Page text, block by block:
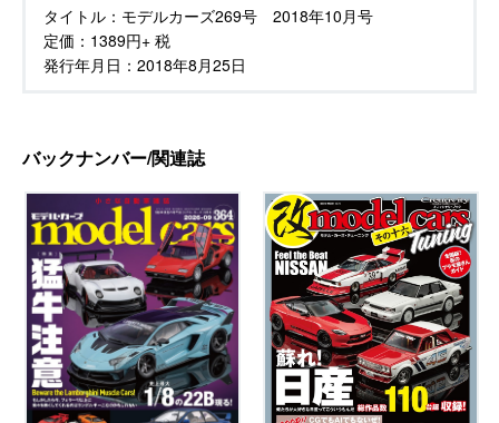
タイトル： モデルカーズ269号 2018年10月号
定価： 1389円+ 税
発行年月日： 2018年8月25日
バックナンバー/関連誌